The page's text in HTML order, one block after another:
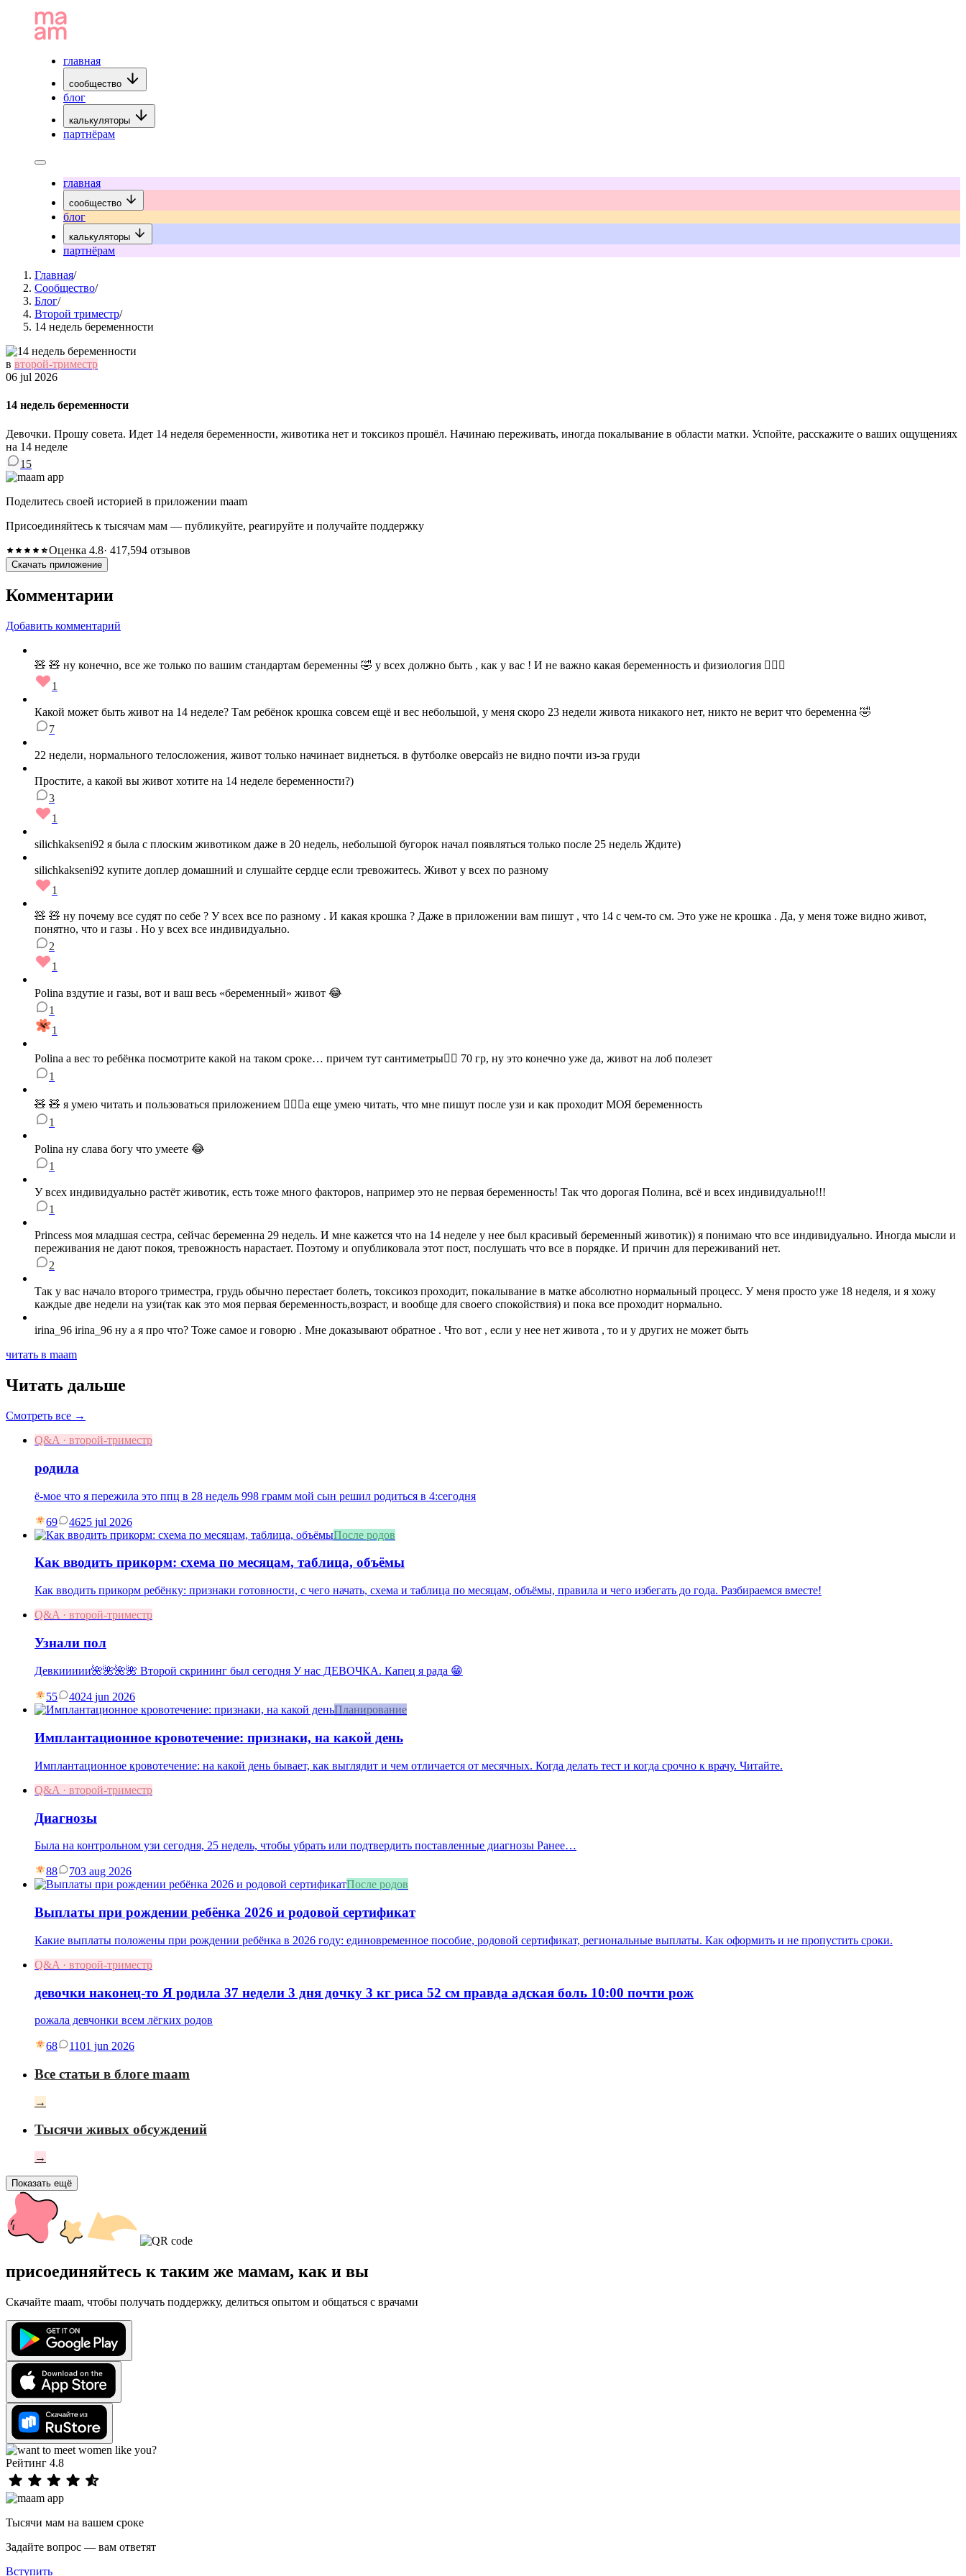
главная
сообщество
блог
калькуляторы
партнёрам
главная
сообщество
блог
калькуляторы
партнёрам
Главная/
Сообщество/
Блог/
Второй триместр/
14 недель беременности
в второй-триместр
06 jul 2026
14 недель беременности
Девочки. Прошу совета. Идет 14 неделя беременности, животика нет и токсикоз прошёл. Начинаю переживать, иногда покалывание в области матки. Успойте, расскажите о ваших ощущениях
на 14 неделе
15
Поделитесь своей историей в приложении maam
Присоединяйтесь к тысячам мам — публикуйте, реагируйте и получайте поддержку
Оценка 4.8· 417,594 отзывов
Скачать приложение
Комментарии
Добавить комментарий
🧸 🧸 ну конечно, все же только по вашим стандартам беременны 🤣 у всех должно быть , как у вас ! И не важно какая беременность и физиология 🤦🏼‍♀️
1
Какой может быть живот на 14 неделе? Там ребёнок крошка совсем ещё и вес небольшой, у меня скоро 23 недели живота никакого нет, никто не верит что беременна 🤣
7
22 недели, нормального телосложения, живот только начинает виднеться. в футболке оверсайз не видно почти из-за груди
Простите, а какой вы живот хотите на 14 неделе беременности?)
3
1
silichkakseni92 я была с плоским животиком даже в 20 недель, небольшой бугорок начал появляться только после 25 недель Ждите)
silichkakseni92 купите доплер домашний и слушайте сердце если тревожитесь. Живот у всех по разному
1
🧸 🧸 ну почему все судят по себе ? У всех все по разному . И какая крошка ? Даже в приложении вам пишут , что 14 с чем-то см. Это уже не крошка . Да, у меня тоже видно живот,
понятно, что и газы . Но у всех все индивидуально.
2
1
Polina вздутие и газы, вот и ваш весь «беременный» живот 😂
1
1
Polina а вес то ребёнка посмотрите какой на таком сроке… причем тут сантиметры🤦‍♀️ 70 гр, ну это конечно уже да, живот на лоб полезет
1
🧸 🧸 я умею читать и пользоваться приложением 🤦🏼‍♀️а еще умею читать, что мне пишут после узи и как проходит МОЯ беременность
1
Polina ну слава богу что умеете 😂
1
У всех индивидуально растёт животик, есть тоже много факторов, например это не первая беременность! Так что дорогая Полина, всё и всех индивидуально!!!
1
Princess моя младшая сестра, сейчас беременна 29 недель. И мне кажется что на 14 неделе у нее был красивый беременный животик)) я понимаю что все индивидуально. Иногда мысли и
переживания не дают покоя, тревожность нарастает. Поэтому и опубликовала этот пост, послушать что все в порядке. И причин для переживаний нет.
2
Так у вас начало второго триместра, грудь обычно перестает болеть, токсикоз проходит, покалывание в матке абсолютно нормальный процесс. У меня просто уже 18 неделя, и я хожу
каждые две недели на узи(так как это моя первая беременность,возраст, и вообще для своего спокойствия) и пока все проходит нормально.
irina_96 irina_96 ну а я про что? Тоже самое и говорю . Мне доказывают обратное . Что вот , если у нее нет живота , то и у других не может быть
читать в maam
Читать дальше
Смотреть все →
Q&A · второй-триместр
родила
ё-мое что я пережила это ппц в 28 недель 998 грамм мой сын решил родиться в 4:сегодня
69 4625 jul 2026
После родов
Как вводить прикорм: схема по месяцам, таблица, объёмы
Как вводить прикорм ребёнку: признаки готовности, с чего начать, схема и таблица по месяцам, объёмы, правила и чего избегать до года. Разбираемся вместе!
Q&A · второй-триместр
Узнали пол
Девкиииии🌺🌺🌺🌺 Второй скрининг был сегодня У нас ДЕВОЧКА. Капец я рада 😁
55 4024 jun 2026
Планирование
Имплантационное кровотечение: признаки, на какой день
Имплантационное кровотечение: на какой день бывает, как выглядит и чем отличается от месячных. Когда делать тест и когда срочно к врачу. Читайте.
Q&A · второй-триместр
Диагнозы
Была на контрольном узи сегодня, 25 недель, чтобы убрать или подтвердить поставленные диагнозы Ранее…
88 703 aug 2026
После родов
Выплаты при рождении ребёнка 2026 и родовой сертификат
Какие выплаты положены при рождении ребёнка в 2026 году: единовременное пособие, родовой сертификат, региональные выплаты. Как оформить и не пропустить сроки.
Q&A · второй-триместр
девочки наконец-то Я родила 37 недели 3 дня дочку 3 кг риса 52 см правда адская боль 10:00 почти рож
рожала девчонки всем лёгких родов
68 1101 jun 2026
Все статьи в блоге maam
→
Тысячи живых обсуждений
→
Показать ещё
присоединяйтесь к таким же мамам, как и вы
Скачайте maam, чтобы получать поддержку, делиться опытом и общаться с врачами
Рейтинг 4.8
Тысячи мам на вашем сроке
Задайте вопрос — вам ответят
Вступить